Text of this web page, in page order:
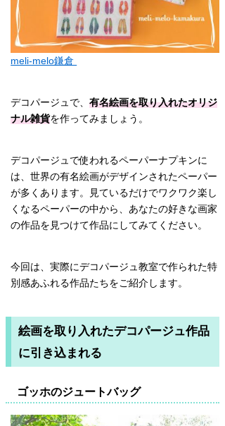
meli-melo鎌倉
デコパージュで、有名絵画を取り入れたオリジ
ナル雑貨を作ってみましょう。
デコパージュで使われるペーパーナプキンに
は、世界の有名絵画がデザインされたペーパー
が多くあります。見ているだけでワクワク楽し
くなるペーパーの中から、あなたの好きな画家
の作品を見つけて作品にしてみてください。
今回は、実際にデコパージュ教室で作られた特
別感あふれる作品たちをご紹介します。
絵画を取り入れたデコパージュ作品
に引き込まれる
ゴッホのジュートバッグ